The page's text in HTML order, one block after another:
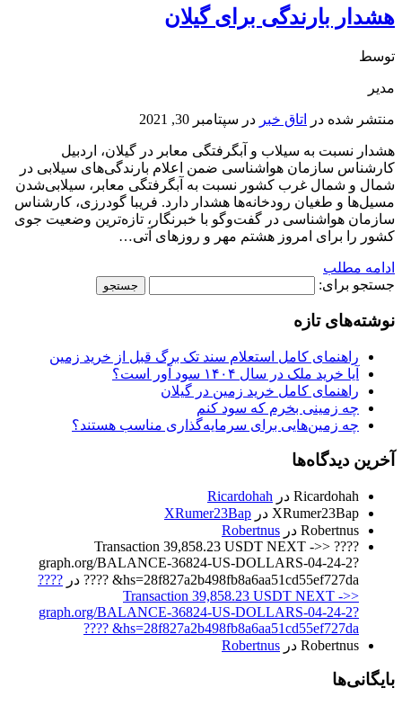
هشدار بارندگی برای گیلان
توسط
مدیر
منتشر شده در اتاق خبر در سپتامبر 30, 2021
هشدار نسبت به سیلاب و آبگرفتگی معابر در گیلان، اردبیل
کارشناس سازمان هواشناسی ضمن اعلام بارندگی‌های سیلابی در
شمال و شمال غرب کشور نسبت به آبگرفتگی معابر، سیلابی‌شدن
مسیل‌ها و طغیان رودخانه‌ها هشدار دارد. فریبا گودرزی، کارشناس
سازمان هواشناسی در گفت‌و‌گو با خبرنگار، تازه‌ترین وضعیت جوی
کشور را برای امروز هشتم مهر و روزهای آتی…
ادامه مطلب
جستجو برای:
نوشته‌های تازه
راهنمای کامل استعلام سند تک برگ قبل از خرید زمین
آیا خرید ملک در سال ۱۴۰۴ سود آور است؟
راهنمای کامل خرید زمین در گیلان
چه زمینی بخرم که سود کنم
چه زمین‌هایی برای سرمایه‌گذاری مناسب هستند؟
آخرین دیدگاه‌ها
Ricardohah در Ricardohah
XRumer23Bap در XRumer23Bap
Robertnus در Robertnus
???? Transaction 39,858.23 USDT NEXT ->>
graph.org/BALANCE-36824-US-DOLLARS-04-24-2?
hs=28f827a2b498fb8a6aa51cd55ef727da& ????
در ????
Transaction 39,858.23 USDT NEXT ->>
graph.org/BALANCE-36824-US-DOLLARS-04-24-2?
hs=28f827a2b498fb8a6aa51cd55ef727da& ????
Robertnus در Robertnus
بایگانی‌ها